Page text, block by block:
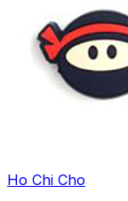
Ho Chi Cho